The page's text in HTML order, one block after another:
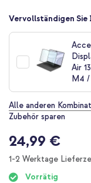
Vervollständigen
Air
M4
Alle anderen
Zubehör sparen
24,99 €
1-2 Werktage
Vorrätig